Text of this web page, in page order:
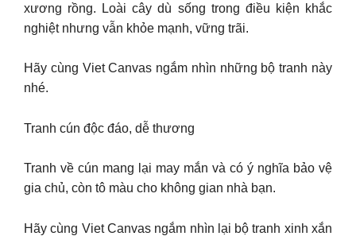
xương rồng. Loài cây dù sống trong điều kiện khắc
nghiệt nhưng vẫn khỏe mạnh, vững trãi.
Hãy cùng Viet Canvas ngắm nhìn những bộ tranh này
nhé.
Tranh cún độc đáo, dễ thương
Tranh về cún mang lại may mắn và có ý nghĩa bảo vệ
gia chủ, còn tô màu cho không gian nhà bạn.
Hãy cùng Viet Canvas ngắm nhìn lại bộ tranh xinh xắn